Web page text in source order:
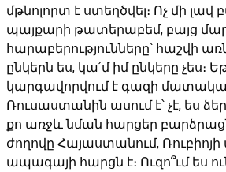
մթնոլորտ է ստեղծվել։ Ոչ մի
պայքարի թատերաբեմ, բայց
հարաբերությունները՝ հաշվի
ընկերն ես, կա՛մ իմ ընկերը չես։
կարգավորվում է գազի
Ռուսաստանին ասում է՝ չէ, ես
քո առջև նման հարցեր
ժողովը Հայաստանում, Ռուբիոյի
ապագայի հարցն է։ Ուզո՞ւմ ես